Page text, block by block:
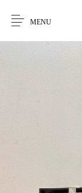
MENU